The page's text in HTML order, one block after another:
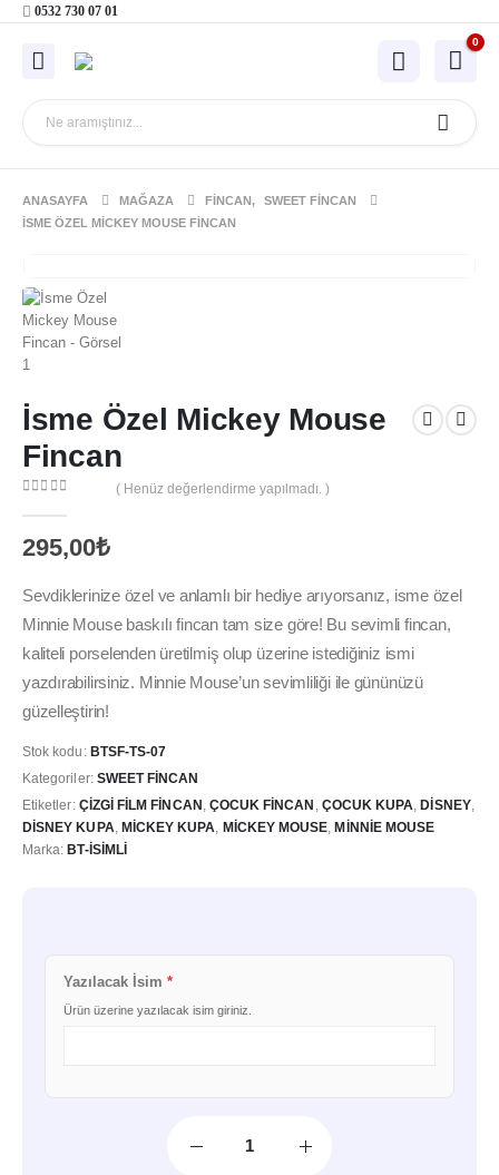
0532 730 07 01
0
ANASAYFA MAĞAZA FINCAN,
SWEET FINCAN
İSME ÖZEL MICKEY MOUSE FINCAN
İsme Özel Mickey Mouse
Fincan
( Henüz değerlendirme yapılmadı. )
295,00₺
Sevdiklerinize özel ve anlamlı bir hediye arıyorsanız, isme özel
Minnie Mouse baskılı fincan tam size göre! Bu sevimli fincan,
kaliteli porselenden üretilmiş olup üzerine istediğiniz ismi
yazdırabilirsiniz. Minnie Mouse’un sevimliliği ile gününüzü
güzelleştirin!
Stok kodu: BTSF-TS-07
Kategoriler: SWEET FINCAN
Etiketler: ÇIZGI FILM FINCAN ÇOCUK FINCAN ÇOCUK KUPA ,DISNEY,
DISNEY KUPA MICKEY KUPA MICKEY MOUSE ,MINNIE MOUSE
Marka:BT-İSIMLI
Yazılacak İsim *
Ürün üzerine yazılacak isim giriniz.